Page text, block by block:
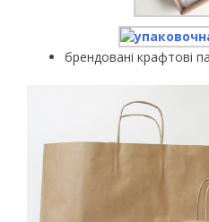
брендовані крафтові